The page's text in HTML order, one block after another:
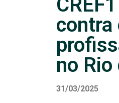
contra
no
31/03/2025